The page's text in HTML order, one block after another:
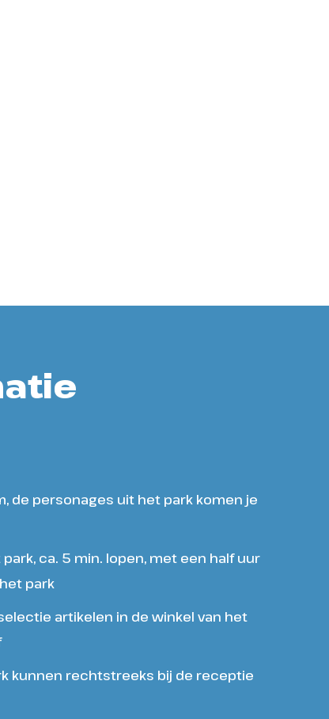
de personages uit het park komen je
ca. 5 min. lopen, met een half uur
park
artikelen in de winkel van het
kunnen rechtstreeks bij de receptie